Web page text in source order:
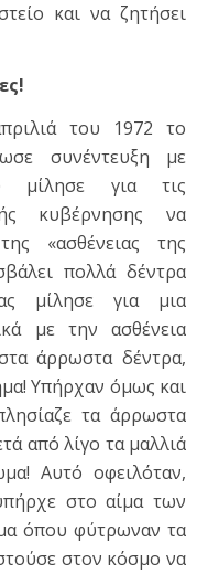
και να ζητήσει
του 1972 το
συνέντευξη με
μίλησε για τις
κυβέρνησης να
«ασθένειας της
πολλά δέντρα
μίλησε για μια
με την ασθένεια
άρρωστα δέντρα,
Υπήρχαν όμως και
τα άρρωστα
από λίγο τα μαλλιά
Αυτό οφειλόταν,
στο αίμα των
όπου φύτρωναν τα
στον κόσμο να